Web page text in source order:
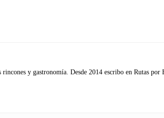
y gastronomía. Desde 2014 escribo en Rutas por